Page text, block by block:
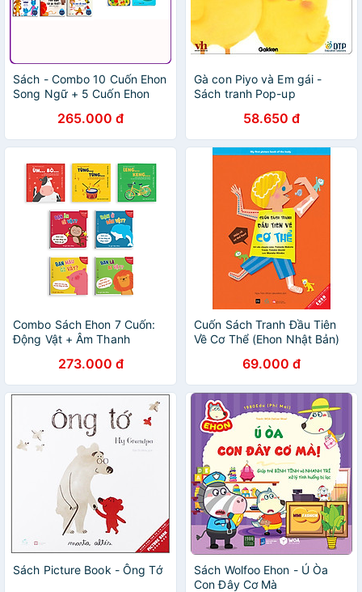
Sách - Combo 10 Cuốn Ehon
Song Ngữ + 5 Cuốn Ehon
Phong Books265.000 đ
Gà con Piyo và Em gái -
Sách tranh Pop-up
58.650 đ
Combo Sách Ehon 7 Cuốn:
Động Vật + Âm Thanh
273.000 đ
Cuốn Sách Tranh Đầu Tiên
Về Cơ Thể (Ehon Nhật Bản)
69.000 đ
Sách Picture Book - Ông Tớ
Sách Wolfoo Ehon - Ú Òa
Con Đây Cơ Mà